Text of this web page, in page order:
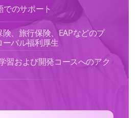
でのサポート
、旅行保険、EAPなどのプ
ーバル福利厚生
習および開発コースへのアク